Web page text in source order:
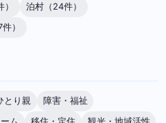
泊村（24件）
）
とり親
障害・福祉